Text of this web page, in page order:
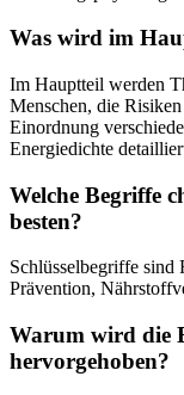
Was wird im
Im Hauptteil werden
Menschen, die
Einordnung
Energiedichte
Welche Begriffe
besten?
Schlüsselbegriffe sind
Prävention,
Warum wird die
hervorgehoben?